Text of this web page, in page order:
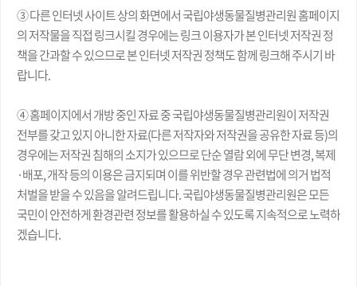
③ 다른 인터넷 사이트 상의 화면에서 국립야생동물질병관리원 홈페이지
의 저작물을 직접 링크시킬 경우에는 링크 이용자가 본 인터넷 저작권 정
책을 간과할 수 있으므로 본 인터넷 저작권 정책도 함께 링크해 주시기 바
랍니다.
④ 홈페이지에서 개방 중인 자료 중 국립야생동물질병관리원이 저작권
전부를 갖고 있지 아니한 자료(다른 저작자와 저작권을 공유한 자료 등)의
경우에는 저작권 침해의 소지가 있으므로 단순 열람 외에 무단 변경, 복제
·배포, 개작 등의 이용은 금지되며 이를 위반할 경우 관련법에 의거 법적
처벌을 받을 수 있음을 알려드립니다. 국립야생동물질병관리원은 모든
국민이 안전하게 환경관련 정보를 활용하실 수 있도록 지속적으로 노력하
겠습니다.